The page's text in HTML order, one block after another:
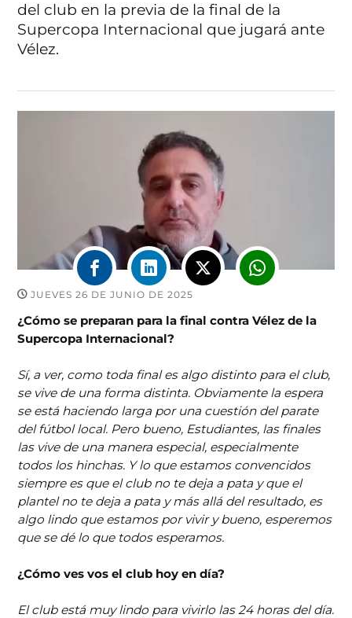
del club en la previa de la final de la
Supercopa Internacional que jugará ante
Vélez.
JUEVES 26 DE JUNIO DE 2025
¿Cómo se preparan para la final contra Vélez de la
Supercopa Internacional?
Sí, a ver, como toda final es algo distinto para el club,
se vive de una forma distinta. Obviamente la espera
se está haciendo larga por una cuestión del parate
del fútbol local. Pero bueno, Estudiantes, las finales
las vive de una manera especial, especialmente
todos los hinchas. Y lo que estamos convencidos
siempre es que el club no te deja a pata y que el
plantel no te deja a pata y más allá del resultado, es
algo lindo que estamos por vivir y bueno, esperemos
que se dé lo que todos esperamos.
¿Cómo ves vos el club hoy en día?
El club está muy lindo para vivirlo las 24 horas del día.